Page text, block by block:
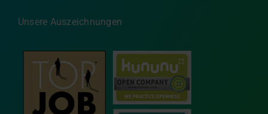
Unsere Auszeichnungen